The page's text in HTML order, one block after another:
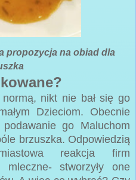
propozycja na obiad dla
nikt nie bał się go
Dzieciom. Obecnie
go Maluchom
brzuszka. Odpowiedzią
reakcja firm
mleczne- stworzyły one